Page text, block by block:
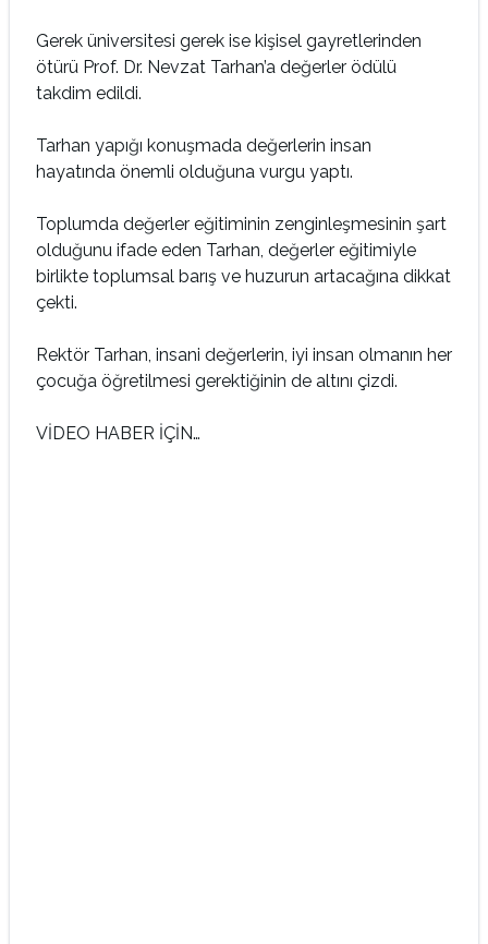
Gerek üniversitesi gerek ise kişisel gayretlerinden
ötürü Prof. Dr. Nevzat Tarhan’a değerler ödülü
takdim edildi.
Tarhan yapığı konuşmada değerlerin insan
hayatında önemli olduğuna vurgu yaptı.
Toplumda değerler eğitiminin zenginleşmesinin şart
olduğunu ifade eden Tarhan, değerler eğitimiyle
birlikte toplumsal barış ve huzurun artacağına dikkat
çekti.
Rektör Tarhan, insani değerlerin, iyi insan olmanın her
çocuğa öğretilmesi gerektiğinin de altını çizdi.
VİDEO HABER İÇİN…